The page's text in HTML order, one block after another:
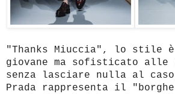
"Thanks Miuccia", lo stile è
giovane ma sofisticato alle
senza lasciare nulla al
Prada rappresenta il